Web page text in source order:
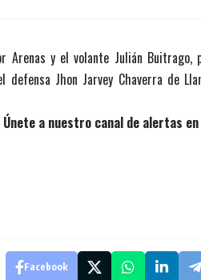
Arenas y el volante Julián Buitrago,
defensa Jhon Jarvey Chaverra de
Únete a nuestro canal de alertas en
Facebook